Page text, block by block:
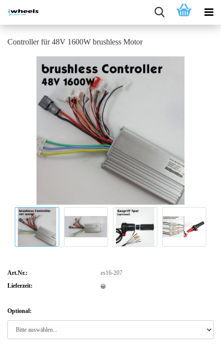
Controller für 48V 1600W brushless Motor
Art.Nr.:
es16-207
Lieferzeit:
Optional: